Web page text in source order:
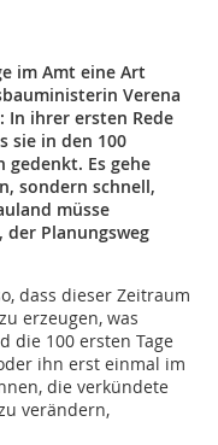
im Amt eine Art
Verena
In ihrer ersten Rede
sie in den 100
gedenkt. Es gehe
sondern schnell,
müsse
Planungsweg
dass dieser Zeitraum
erzeugen, was
die 100 ersten Tage
ihn erst einmal im
die verkündete
verändern,